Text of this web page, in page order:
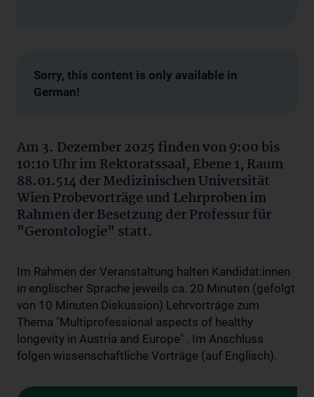
Sorry, this content is only available in
German!
Am 3. Dezember 2025 finden von 9:00 bis
10:10 Uhr im Rektoratssaal, Ebene 1, Raum
88.01.514 der Medizinischen Universität
Wien Probevorträge und Lehrproben im
Rahmen der Besetzung der Professur für
"Gerontologie" statt.
Im Rahmen der Veranstaltung halten Kandidat:innen
in englischer Sprache jeweils ca. 20 Minuten (gefolgt
von 10 Minuten Diskussion) Lehrvorträge zum
Thema "Multiprofessional aspects of healthy
longevity in Austria and Europe" . Im Anschluss
folgen wissenschaftliche Vorträge (auf Englisch).